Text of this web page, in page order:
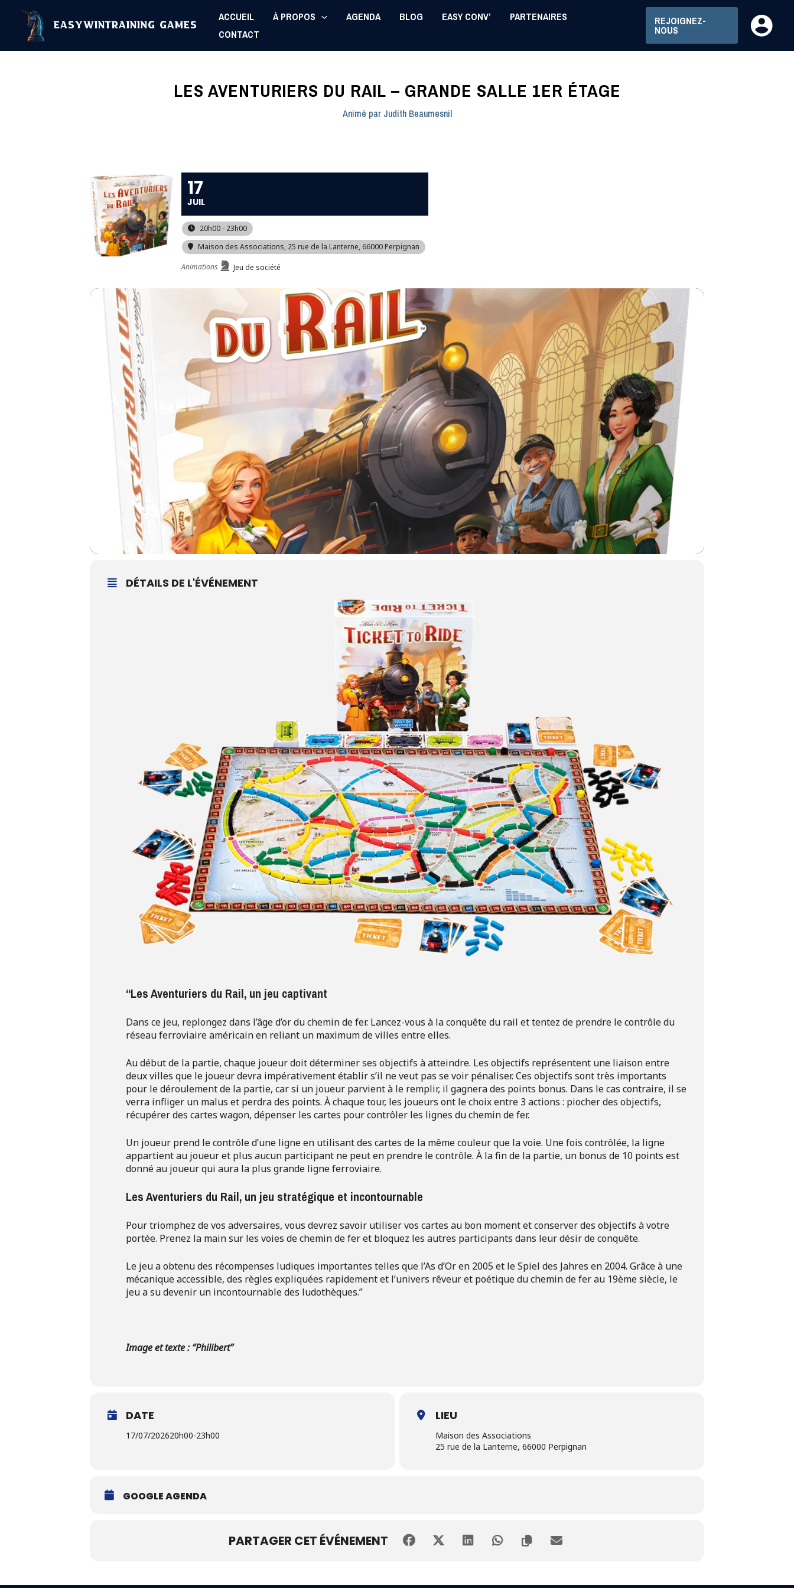
contenu
EasyWinTraining Games
ACCUEIL À PROPOS AGENDA BLOG EASY CONV’
PARTENAIRES
CONTACT
REJOIGNEZ-
NOUS
LES AVENTURIERS DU RAIL – GRANDE SALLE 1ER ÉTAGE
Animé par Judith Beaumesnil
17
JUIL
20h00 - 23h00
Maison des Associations, 25 rue de la Lanterne, 66000 Perpignan
Animations
Jeu de société
DÉTAILS DE L'ÉVÉNEMENT
“Les Aventuriers du Rail, un jeu captivant
Dans ce jeu, replongez dans l’âge d’or du chemin de fer. Lancez-vous à la conquête du rail et tentez de prendre le contrôle du
réseau ferroviaire américain en reliant un maximum de villes entre elles.
Au début de la partie, chaque joueur doit déterminer ses objectifs à atteindre. Les objectifs représentent une liaison entre
deux villes que le joueur devra impérativement établir s’il ne veut pas se voir pénaliser. Ces objectifs sont très importants
pour le déroulement de la partie, car si un joueur parvient à le remplir, il gagnera des points bonus. Dans le cas contraire, il se
verra infliger un malus et perdra des points. À chaque tour, les joueurs ont le choix entre 3 actions : piocher des objectifs,
récupérer des cartes wagon, dépenser les cartes pour contrôler les lignes du chemin de fer.
Un joueur prend le contrôle d’une ligne en utilisant des cartes de la même couleur que la voie. Une fois contrôlée, la ligne
appartient au joueur et plus aucun participant ne peut en prendre le contrôle. À la fin de la partie, un bonus de 10 points est
donné au joueur qui aura la plus grande ligne ferroviaire.
Les Aventuriers du Rail, un jeu stratégique et incontournable
Pour triomphez de vos adversaires, vous devrez savoir utiliser vos cartes au bon moment et conserver des objectifs à votre
portée. Prenez la main sur les voies de chemin de fer et bloquez les autres participants dans leur désir de conquête.
Le jeu a obtenu des récompenses ludiques importantes telles que l’As d’Or en 2005 et le Spiel des Jahres en 2004. Grâce à une
mécanique accessible, des règles expliquées rapidement et l’univers rêveur et poétique du chemin de fer au 19ème siècle, le
jeu a su devenir un incontournable des ludothèques.”
Image et texte : “Philibert”
DATE
17/07/202620h00-23h00
LIEU
Maison des Associations
25 rue de la Lanterne, 66000 Perpignan
GOOGLE AGENDA
PARTAGER CET ÉVÉNEMENT